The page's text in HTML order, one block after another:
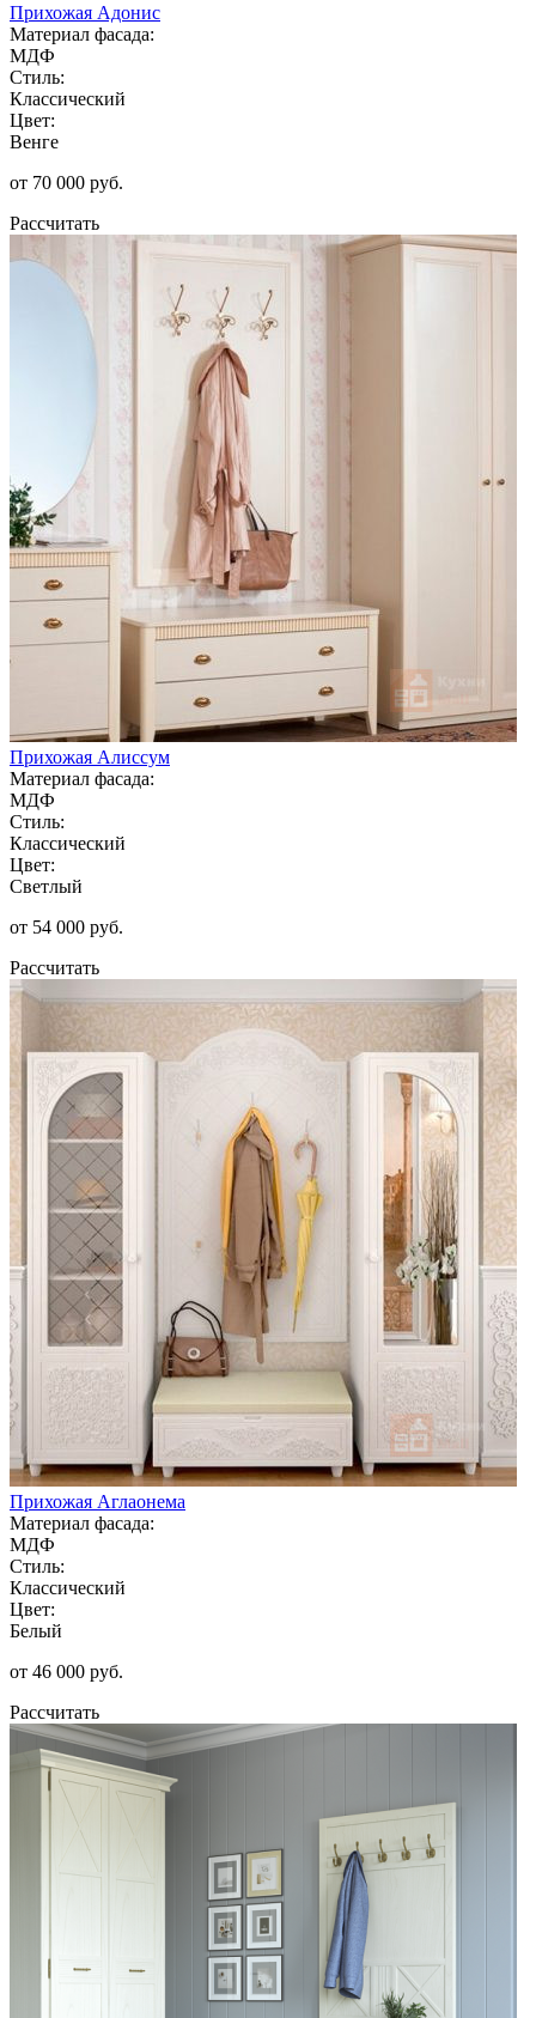
Прихожая Адонис
Материал фасада:
МДФ
Стиль:
Классический
Цвет:
Венге
от 70 000 руб.
Рассчитать
Прихожая Алиссум
Материал фасада:
МДФ
Стиль:
Классический
Цвет:
Светлый
от 54 000 руб.
Рассчитать
Прихожая Аглаонема
Материал фасада:
МДФ
Стиль:
Классический
Цвет:
Белый
от 46 000 руб.
Рассчитать